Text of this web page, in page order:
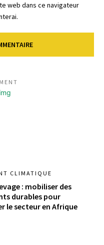
web dans ce navigateur
CLIMATIQUE
: mobiliser des
durables pour
le secteur en Afrique